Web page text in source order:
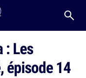
: Les
épisode 14